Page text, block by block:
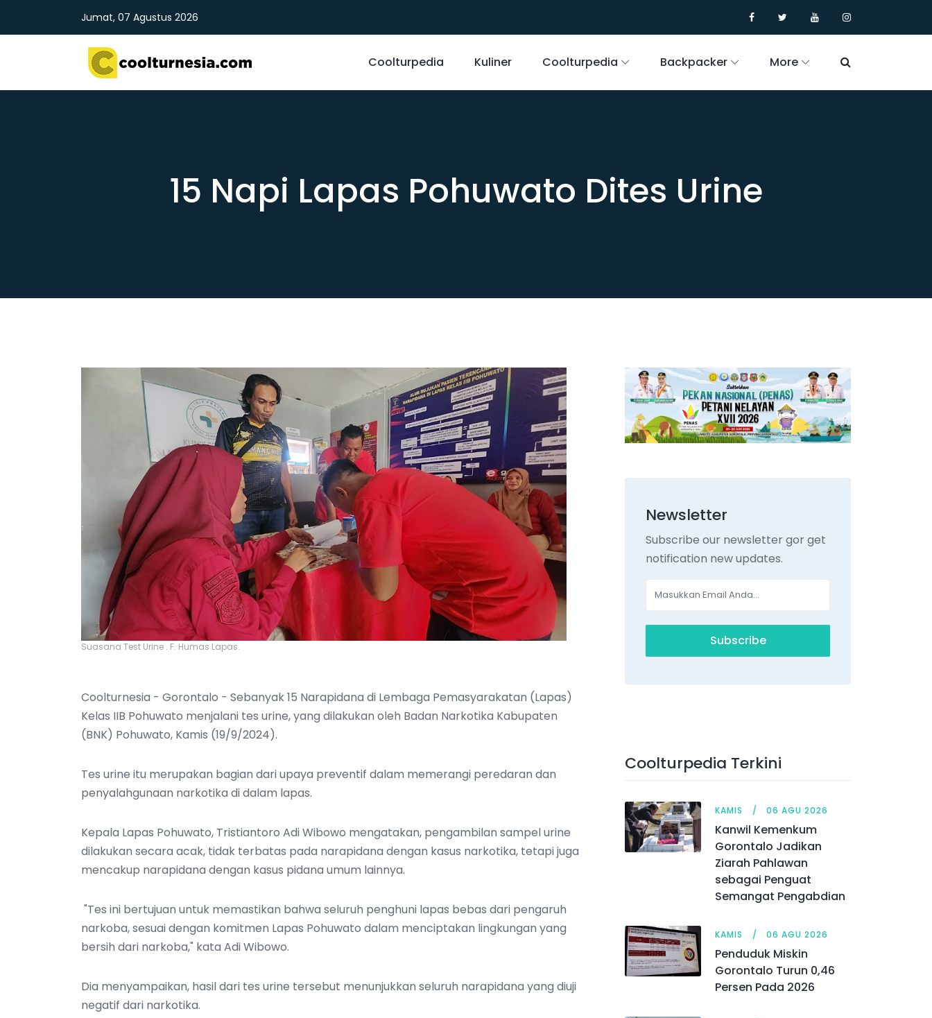
Jumat, 07 Agustus 2026
Coolturpedia Kuliner Coolturpedia Backpacker More
15 Napi Lapas Pohuwato Dites Urine
Suasana Test Urine . F. Humas Lapas.
Coolturnesia - Gorontalo - Sebanyak 15 Narapidana di Lembaga Pemasyarakatan (Lapas)
Kelas IIB Pohuwato menjalani tes urine, yang dilakukan oleh Badan Narkotika Kabupaten
(BNK) Pohuwato, Kamis (19/9/2024).
Tes urine itu merupakan bagian dari upaya preventif dalam memerangi peredaran dan
penyalahgunaan narkotika di dalam lapas.
Kepala Lapas Pohuwato, Tristiantoro Adi Wibowo mengatakan, pengambilan sampel urine
dilakukan secara acak, tidak terbatas pada narapidana dengan kasus narkotika, tetapi juga
mencakup narapidana dengan kasus pidana umum lainnya.
"Tes ini bertujuan untuk memastikan bahwa seluruh penghuni lapas bebas dari pengaruh
narkoba, sesuai dengan komitmen Lapas Pohuwato dalam menciptakan lingkungan yang
bersih dari narkoba," kata Adi Wibowo.
Dia menyampaikan, hasil dari tes urine tersebut menunjukkan seluruh narapidana yang diuji
negatif dari narkotika.
Newsletter
Subscribe our newsletter gor get
notification new updates.
Subscribe
Coolturpedia Terkini
KAMIS 06 AGU 2026
Kanwil Kemenkum
Gorontalo Jadikan
Ziarah Pahlawan
sebagai Penguat
Semangat Pengabdian
KAMIS 06 AGU 2026
Penduduk Miskin
Gorontalo Turun 0,46
Persen Pada 2026